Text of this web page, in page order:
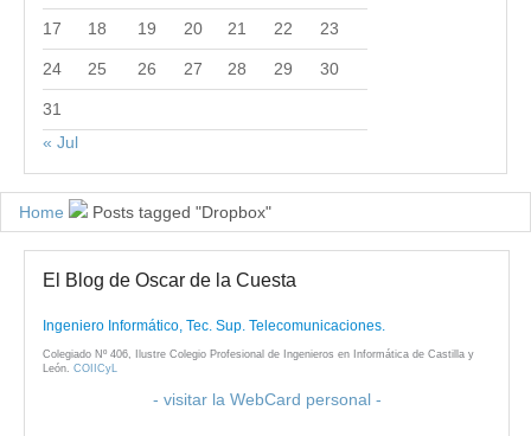
17 18 19 20 21 22 23
24 25 26 27 28 29 30
31
« Jul
Home Posts tagged "Dropbox"
El Blog de Oscar de la Cuesta
Ingeniero Informático, Tec. Sup. Telecomunicaciones.
Colegiado Nº 406, Ilustre Colegio Profesional de Ingenieros en Informática de Castilla y
León. COIICyL
- visitar la WebCard personal -